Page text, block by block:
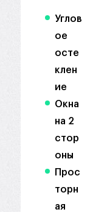
Углов
ое
осте
клен
ие
Окна
на 2
стор
оны
Прос
торн
ая